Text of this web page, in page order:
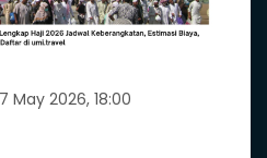
May 2026, 18:00